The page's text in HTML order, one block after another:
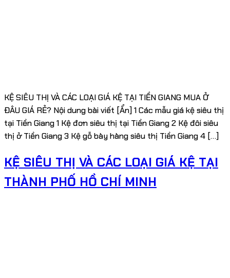
KỆ SIÊU THỊ VÀ CÁC LOẠI GIÁ KỆ TẠI TIỀN GIANG MUA Ở
ĐÂU GIÁ RẺ? Nội dung bài viết [Ẩn] 1 Các mẫu giá kệ siêu thị
tại Tiền Giang 1 Kệ đơn siêu thị tại Tiền Giang 2 Kệ đôi siêu
thị ở Tiền Giang 3 Kệ gỗ bày hàng siêu thị Tiền Giang 4 […]
KỆ SIÊU THỊ VÀ CÁC LOẠI GIÁ KỆ TẠI
THÀNH PHỐ HỒ CHÍ MINH